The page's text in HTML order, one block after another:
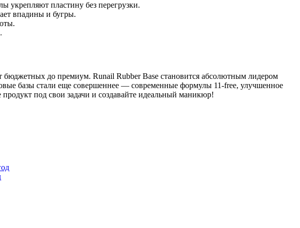
укрепляют пластину без перегрузки.
впадины и бугры.
бюджетных до премиум. Runail Rubber Base становится абсолютным лидером
базы стали еще совершеннее — современные формулы 11-free, улучшенное
под свои задачи и создавайте идеальный маникюр!